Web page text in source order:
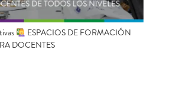
ESPACIOS DE FORMACIÓN
DOCENTES